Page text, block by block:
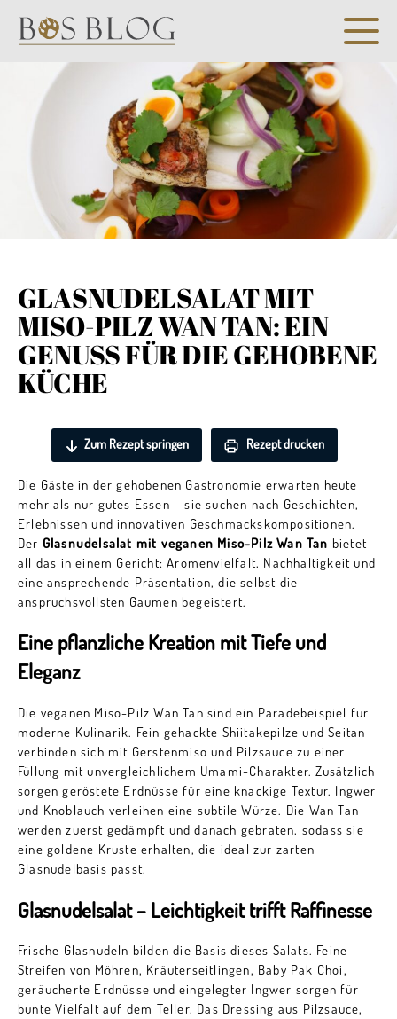
GLASNUDELSALAT MIT
MISO-PILZ WAN TAN: EIN
GENUSS FÜR DIE GEHOBENE
KÜCHE
Zum Rezept springen Rezept drucken
Die Gäste in der gehobenen Gastronomie erwarten heute
mehr als nur gutes Essen – sie suchen nach Geschichten,
Erlebnissen und innovativen Geschmackskompositionen.
Der Glasnudelsalat mit veganen Miso-Pilz Wan Tan bietet
all das in einem Gericht: Aromenvielfalt, Nachhaltigkeit und
eine ansprechende Präsentation, die selbst die
anspruchsvollsten Gaumen begeistert.
Eine pflanzliche Kreation mit Tiefe und
Eleganz
Die veganen Miso-Pilz Wan Tan sind ein Paradebeispiel für
moderne Kulinarik. Fein gehackte Shiitakepilze und Seitan
verbinden sich mit Gerstenmiso und Pilzsauce zu einer
Füllung mit unvergleichlichem Umami-Charakter. Zusätzlich
sorgen geröstete Erdnüsse für eine knackige Textur. Ingwer
und Knoblauch verleihen eine subtile Würze. Die Wan Tan
werden zuerst gedämpft und danach gebraten, sodass sie
eine goldene Kruste erhalten, die ideal zur zarten
Glasnudelbasis passt.
Glasnudelsalat – Leichtigkeit trifft Raffinesse
Frische Glasnudeln bilden die Basis dieses Salats. Feine
Streifen von Möhren, Kräuterseitlingen, Baby Pak Choi,
geräucherte Erdnüsse und eingelegter Ingwer sorgen für
bunte Vielfalt auf dem Teller. Das Dressing aus Pilzsauce,